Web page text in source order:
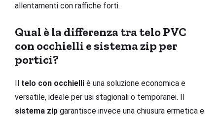
allentamenti con raffiche forti.
Qual è la differenza tra telo PVC
con occhielli e sistema zip per
portici?
Il telo con occhielli è una soluzione economica e
versatile, ideale per usi stagionali o temporanei. Il
sistema zip garantisce invece una chiusura ermetica e